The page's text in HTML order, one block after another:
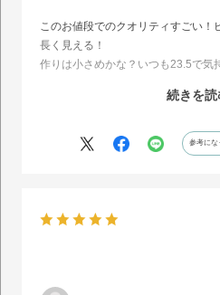
このお値段でのクオリティすごい！
長く見える！
作りは小さめかな？いつも23.5で気
ディズニーでも平気だったというク
はしんどかったので中敷気を入れた
今度はきつくなってしまい、つま先
続きを読
参考にな